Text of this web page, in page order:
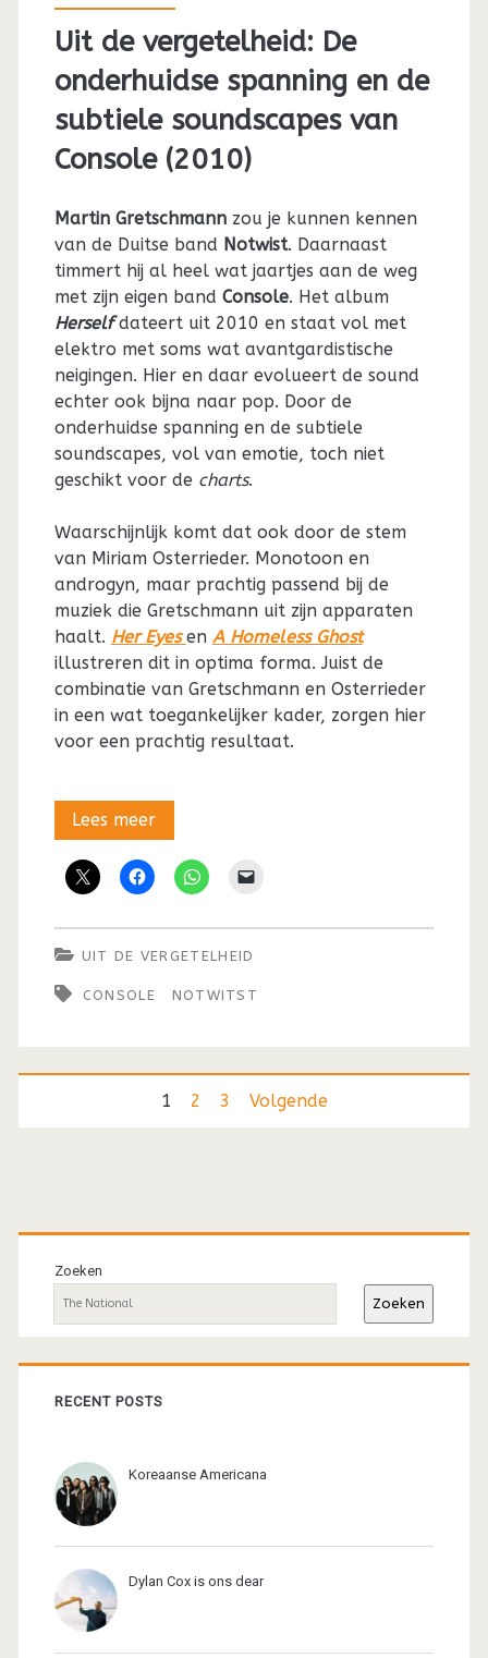
Uit de vergetelheid: De
onderhuidse spanning en de
subtiele soundscapes van
Console (2010)
Martin Gretschmannzou je kunnen kennen
van de Duitse band Notwist. Daarnaast
timmert hij al heel wat jaartjes aan de weg
met zijn eigen band Console. Het album
Herself dateert uit 2010 en staat vol met
elektro met soms wat avantgardistische
neigingen. Hier en daar evolueert de sound
echter ook bijna naar pop. Door de
onderhuidse spanning en de subtiele
soundscapes, vol van emotie, toch niet
geschikt voor de charts.
Waarschijnlijk komt dat ook door de stem
van Miriam Osterrieder. Monotoon en
androgyn, maar prachtig passend bij de
muziek die Gretschmann uit zijn apparaten
haalt. Her Eyes en A Homeless Ghost
illustreren dit in optima forma. Juist de
combinatie van Gretschmann en Osterrieder
in een wat toegankelijker kader, zorgen hier
voor een prachtig resultaat.
Lees meerUit
vergetelheid:
De
de
(2010)
UIT DE VERGETELHEID
CONSOLE NOTWITST
Berichten
1 2 3 Volgende
Primaire
sidebar
Zoeken
Zoeken
RECENT POSTS
Koreaanse Americana
Dylan Cox is ons dear